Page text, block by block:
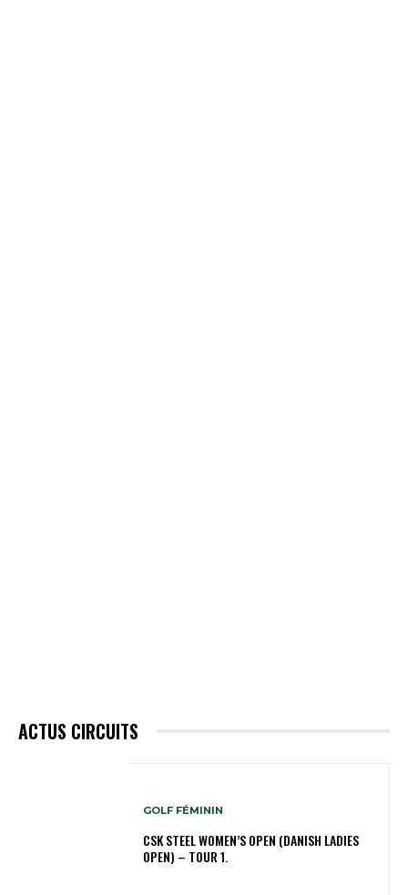
ACTUS CIRCUITS
GOLF FÉMININ
CSK STEEL WOMEN’S OPEN (DANISH LADIES
OPEN) – TOUR 1.